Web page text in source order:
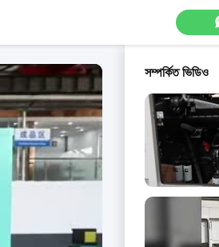
সম্পর্কিত ভিডিও